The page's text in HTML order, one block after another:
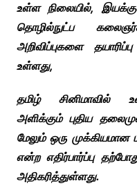
உள்ள நிலையில்,
தொழில்நுட்ப
அறிவிப்புகளை
உள்ளது,
தமிழ் சினிமாவில்
அளிக்கும் புதிய
மேலும் ஒரு முக்கியமான
என்ற எதிர்பார்ப்பு
அதிகரித்துள்ளது.